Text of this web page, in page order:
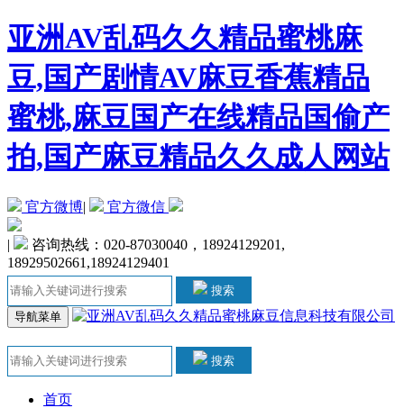
亚洲AV乱码久久精品蜜桃麻
豆,国产剧情AV麻豆香蕉精品
蜜桃,麻豆国产在线精品国偷产
拍,国产麻豆精品久久成人网站
官方微博| 官方微信
|
咨询热线：020-87030040，18924129201,
18929502661,18924129401
搜索
导航菜单
搜索
首页